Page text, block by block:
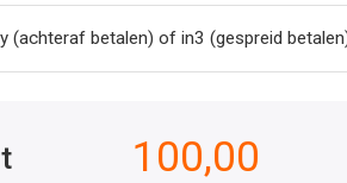
(achteraf betalen) of in3 (gespreid
100,00